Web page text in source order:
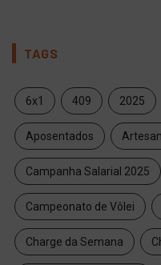
TAGS
6x1 409 2025
Aposentados
Campanha Salarial 2025
Campeonato de Vôlei
Charge da Semana